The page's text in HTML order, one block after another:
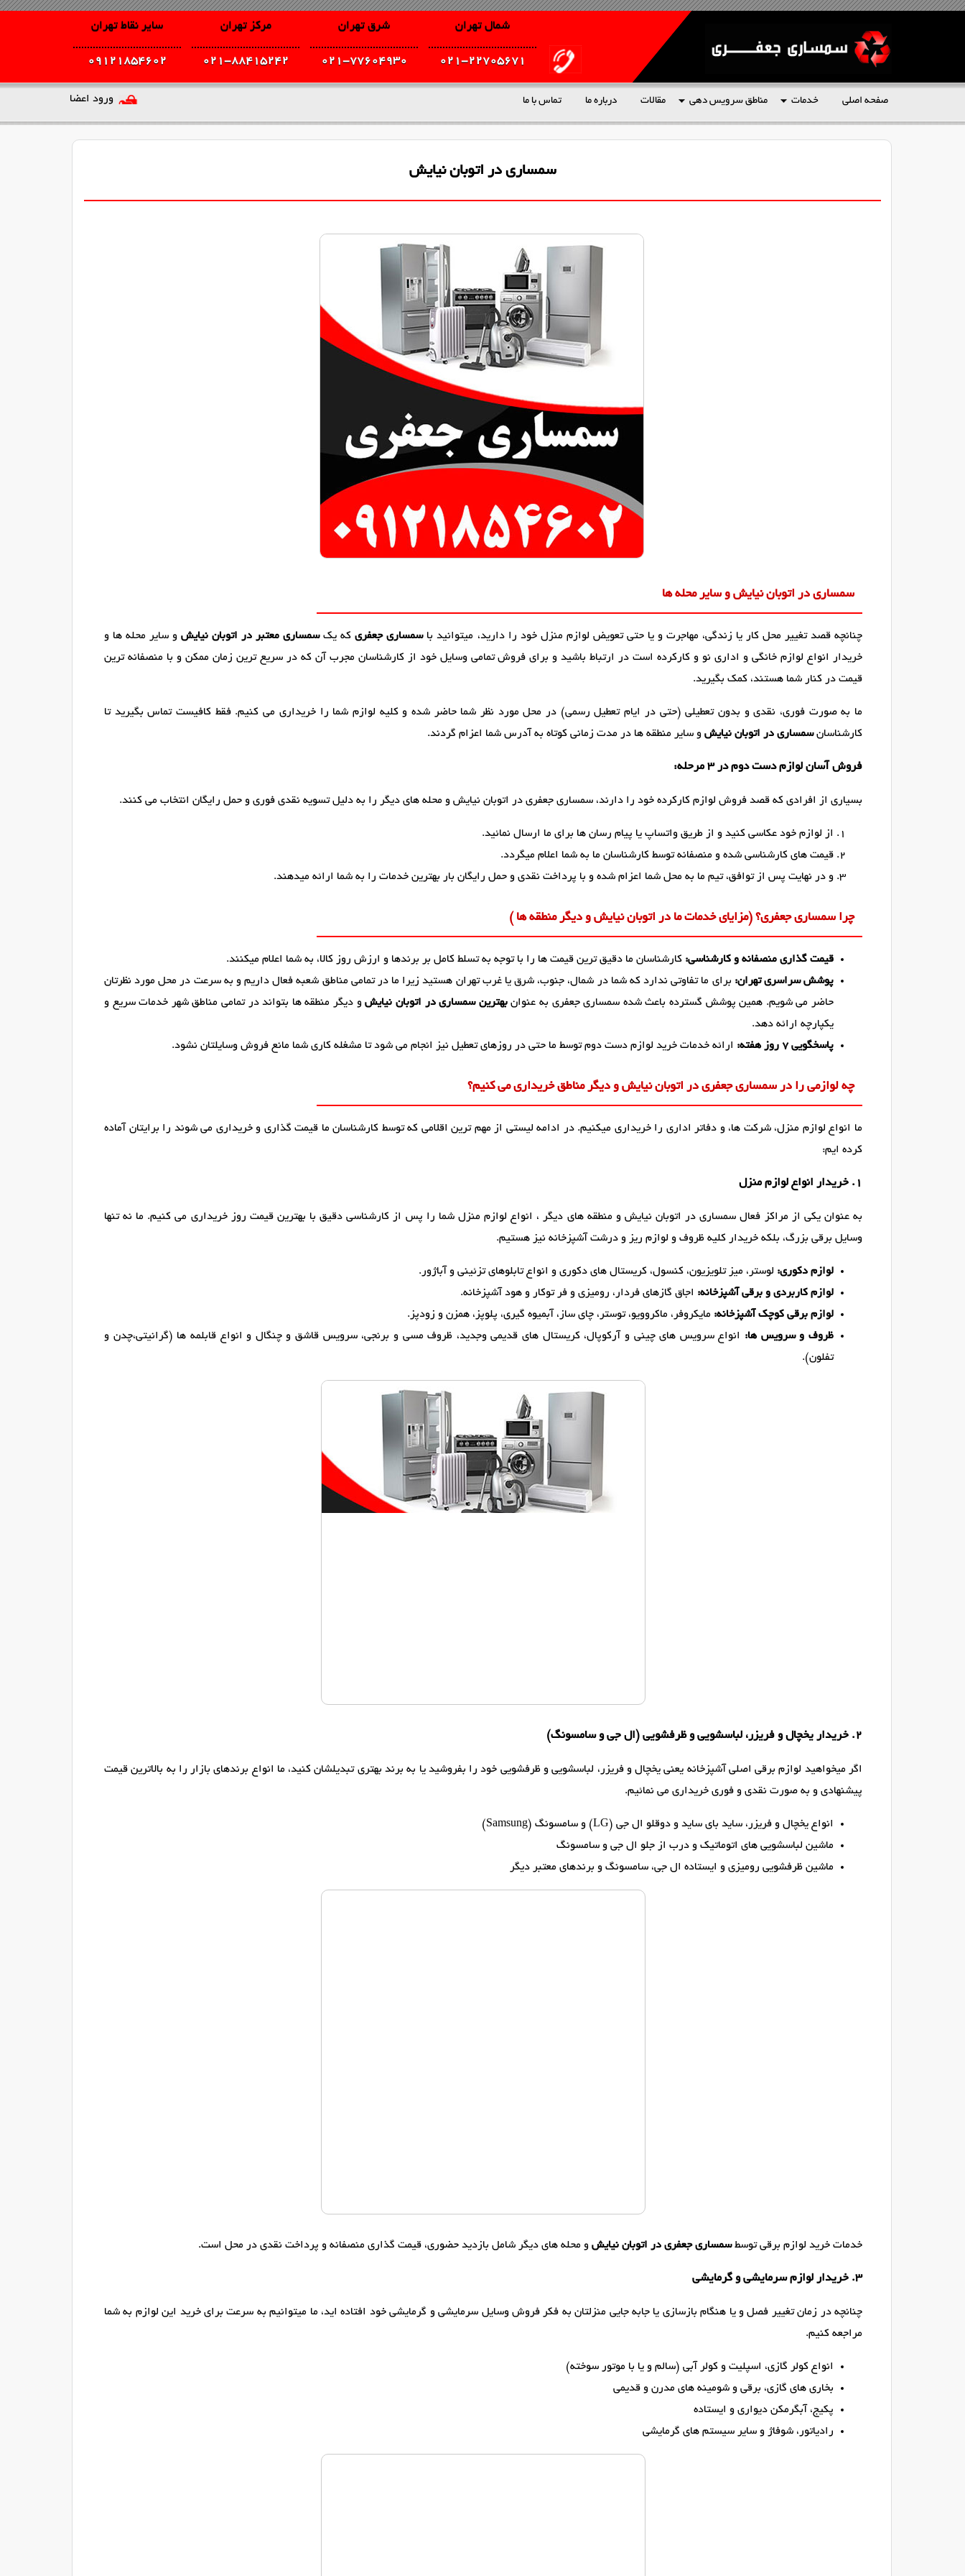
سایر نقاط تهران
09121854602
مرکز تهران
021-88415242
شرق تهران
021-77604930
شمال تهران
021-22705671
صفحه اصلی خدمات مناطق سرویس دهی مقالات درباره ما تماس با ما ورود اعضا
سمساری در اتوبان نیایش
سمساری در اتوبان نیایش و سایر محله ها
چنانچه قصد تغییر محل کار یا زندگی، مهاجرت و یا حتی تعویض لوازم منزل خود را دارید، میتوانید باسمساری جعفریکه یکسمساری معتبر در اتوبان نیایشو سایر محله ها و
خریدار انواع لوازم خانگی و اداری نو و کارکرده است در ارتباط باشید و برای فروش تمامی وسایل خود از کارشناسان مجرب آن که در سریع ترین زمان ممکن و با منصفانه ترین
قیمت در کنار شما هستند، کمک بگیرید.
ما به صورت فوری، نقدی و بدون تعطیلی (حتی در ایام تعطیل رسمی) در محل مورد نظر شما حاضر شده و کلیه لوازم شما را خریداری می کنیم. فقط کافیست تماس بگیرید تا
کارشناسانسمساری در اتوبان نیایش و سایر منطقه ها در مدت زمانی کوتاه به آدرس شما اعزام گردند.
فروش آسان لوازم دست دوم در ۳ مرحله:
بسیاری از افرادی که قصد فروش لوازم کارکرده خود را دارند، سمساری جعفری در اتوبان نیایش و محله های دیگر را به دلیل تسویه نقدی فوری و حمل رایگان انتخاب می کنند.
از لوازم خود عکاسی کنید و از طریق واتساپ یا پیام رسان ها برای ما ارسال نمائید.
قیمت های کارشناسی شده و منصفانه توسط کارشناسان ما به شما اعلام میگردد.
و در نهایت پس از توافق، تیم ما به محل شما اعزام شده و با پرداخت نقدی و حمل رایگان بار بهترین خدمات را به شما ارائه میدهند.
چرا سمساری جعفری؟ (مزایای خدمات ما در اتوبان نیایش و دیگر منطقه ها )
قیمت گذاری منصفانه و کارشناسی: کارشناسان ما دقیق ترین قیمت ها را با توجه به تسلط کامل بر برندها و ارزش روز کالا، به شما اعلام میکنند.
پوشش سراسری تهران: برای ما تفاوتی ندارد که شما در شمال، جنوب، شرق یا غرب تهران هستید زیرا ما در تمامی مناطق شعبه فعال داریم و به سرعت در محل مورد نظرتان
حاضر می شویم. همین پوشش گسترده باعث شده سمساری جعفری به عنوانبهترین سمساری در اتوبان نیایشو دیگر منطقه ها بتواند در تمامی مناطق شهر خدمات سریع و
یکپارچه ارائه دهد.
پاسخگویی ۷ روز هفته:
ارائه خدمات خرید لوازم دست دوم توسط ما حتی در روزهای تعطیل نیز انجام می شود تا مشغله کاری شما مانع فروش وسایلتان نشود.
چه لوازمی را در سمساری جعفری در اتوبان نیایش و دیگر مناطق خریداری می کنیم؟
ما انواع لوازم منزل، شرکت ها، و دفاتر اداری را خریداری میکنیم. در ادامه لیستی از مهم ترین اقلامی که توسط کارشناسان ما قیمت گذاری و خریداری می شوند را برایتان آماده
کرده ایم:
1. خریدار انواع لوازم منزل
به عنوان یکی از مراکز فعال سمساری در اتوبان نیایش و منطقه های دیگر ، انواع لوازم منزل شما را پس از کارشناسی دقیق با بهترین قیمت روز خریداری می کنیم. ما نه تنها
وسایل برقی بزرگ، بلکه خریدار کلیه ظروف و لوازم ریز و درشت آشپزخانه نیز هستیم.
لوازم دکوری: لوستر، میز تلویزیون، کنسول، کریستال های دکوری و انواع تابلوهای تزئینی و آباژور.
لوازم کاربردی و برقی آشپزخانه: اجاق گازهای فردار، رومیزی و فر توکار و هود آشپزخانه.
لوازم برقی کوچک آشپزخانه: مایکروفر، ماکروویو، توستر، چای ساز، آبمیوه گیری، پلوپز، همزن و زودپز.
ظروف و سرویس ها: انواع سرویس های چینی و آرکوپال، کریستال های قدیمی وجدید، ظروف مسی و برنجی، سرویس قاشق و چنگال و انواع قابلمه ها (گرانیتی،چدن و
تفلون).
2. خریدار یخچال و فریزر، لباسشویی و ظرفشویی (ال جی و سامسونگ)
اگر میخواهید لوازم برقی اصلی آشپزخانه یعنی یخچال و فریزر، لباسشویی و ظرفشویی خود را بفروشید یا به برند بهتری تبدیلشان کنید، ما انواع برندهای بازار را به بالاترین قیمت
پیشنهادی و به صورت نقدی و فوری خریداری می نمائیم.
انواع یخچال و فریزر، ساید بای ساید و دوقلو ال جی (LG) و سامسونگ (Samsung)
ماشین لباسشویی های اتوماتیک و درب از جلو ال جی و سامسونگ
ماشین ظرفشویی رومیزی و ایستاده ال جی، سامسونگ و برندهای معتبر دیگر
خدمات خرید لوازم برقی توسطسمساری جعفری در اتوبان نیایش و محله های دیگر شامل بازدید حضوری، قیمت گذاری منصفانه و پرداخت نقدی در محل است.
۳. خریدار لوازم سرمایشی و گرمایشی
چنانچه در زمان تغییر فصل و یا هنگام بازسازی یا جابه جایی منزلتان به فکر فروش وسایل سرمایشی و گرمایشی خود افتاده اید، ما میتوانیم به سرعت برای خرید این لوازم به شما
مراجعه کنیم.
انواع کولر گازی، اسپلیت و کولر آبی (سالم و یا با موتور سوخته)
بخاری های گازی، برقی و شومینه های مدرن و قدیمی
پکیج، آبگرمکن دیواری و ایستاده
رادیاتور، شوفاژ و سایر سیستم های گرمایشی